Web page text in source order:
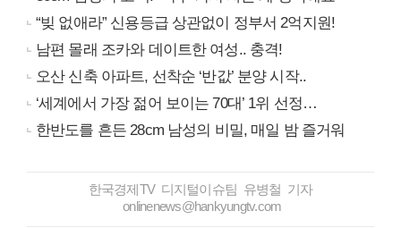
“빚 없애라” 신용등급 상관없이 정부서 2억지원!
남편 몰래 조카와 데이트한 여성.. 충격!
오산 신축 아파트, 선착순 ‘반값’ 분양 시작..
‘세계에서 가장 젊어 보이는 70대’ 1위 선정…
한반도를 흔든 28cm 남성의 비밀, 매일 밤 즐거워
한국경제TV 디지털이슈팀 유병철 기자
onlinenews@hankyungtv.com